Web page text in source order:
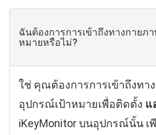
ฉันต้องการการเข้าถึงทางกายภ
หมายหรือไม่?
ใช่ คุณต้องการการเข้าถึงทา
อุปกรณ์เป้าหมายเพื่อติดตั้ง แ
iKeyMonitor บนอุปกรณ์นั้น